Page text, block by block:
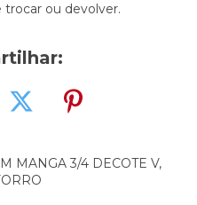
trocar ou devolver.
MANGA 3/4 DECOTE V,